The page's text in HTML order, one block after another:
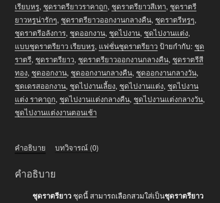
ออกงาน
สี
เทา
ชิ้น
เรียบหรู, ชุดราตรียาวราคาถูก, ชุดราตรียาวสีเทา, ชุดราตรี
ยาวหรูน่ารักๆ, ชุดราตรียาวออกงานกลางคืน, ชุดราตรีหรูๆ,
ชุดราตรีอลังการ, ชุดออกงาน, ชุดไปงาน, ชุดไปงานแต่ง,
แบบชุดราตรียาว เรียบหรู, แฟชั่นชุดราตรียาวป้ายกำกับ: ชุด
ราตรี, ชุดราตรียาว, ชุดราตรียาวออกงานกลางคืน, ชุดราตรีสี
ทอง, ชุดออกงาน, ชุดออกงานกลางคืน, ชุดออกงานกลางวัน,
ชุดเดรสออกงาน, ชุดไปงานเลี้ยง, ชุดไปงานแต่ง, ชุดไปงาน
แต่ง ราคาถูก, ชุดไปงานแต่งกลางคืน, ชุดไปงานแต่งกลางวัน,
ชุดไปงานแต่งงานตอนเช้า
คำอธิบาย บทวิจารณ์ (0)
คำอธิบาย
ชุดราตรียาว ชุดนี้ สามารถเลือกสวมใส่เป็นชุดราตรียาว